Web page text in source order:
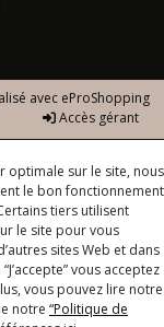
avec eProShopping
Accès gérant
optimale sur le site, nous
le bon fonctionnement
tiers utilisent
le site pour vous
sites Web et dans
vous acceptez
vous pouvez lire notre
notre “Politique de